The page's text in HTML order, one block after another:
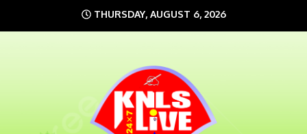
to
THURSDAY, AUGUST 6, 2026